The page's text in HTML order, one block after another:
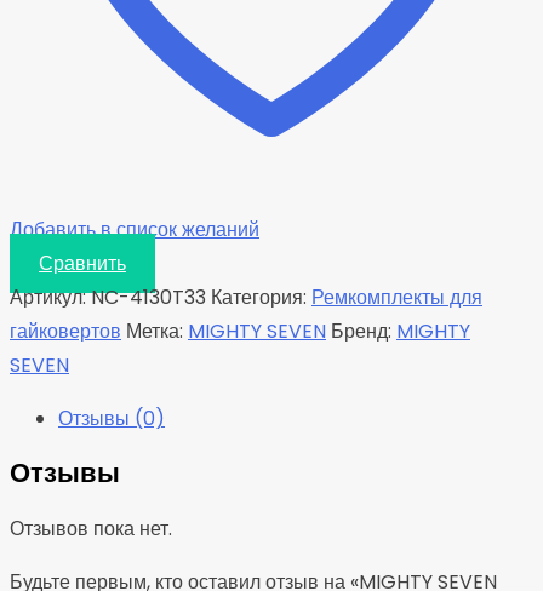
Добавить в список желаний
Сравнить
Артикул:NC-4130T33 Категория: Ремкомплекты для
гайковертов Метка: MIGHTY SEVEN Бренд: MIGHTY
SEVEN
Отзывы (0)
Отзывы
Отзывов пока нет.
Будьте первым, кто оставил отзыв на «MIGHTY SEVEN